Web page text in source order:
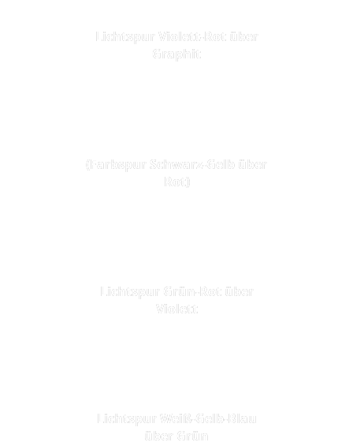
Lichtspur Violett-Rot über
Graphit
(Farbspur Schwarz-Gelb über
Rot)
Lichtspur Grün-Rot über
Violett
Lichtspur Weiß-Gelb-Blau
über Grün